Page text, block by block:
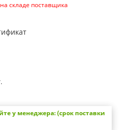
складе поставщика
у менеджера: (срок поставки